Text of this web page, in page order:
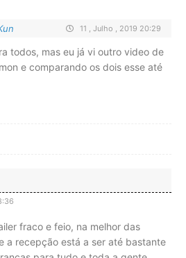
11 , Julho , 2019 20:29
todos, mas eu já vi outro video de
e comparando os dois esse até
fraco e feio, na melhor das
a recepção está a ser até bastante